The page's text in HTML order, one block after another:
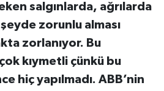
salgınlarda, ağrılarda
zorunlu alması
zorlanıyor. Bu
kıymetli çünkü bu
hiç yapılmadı. ABB’nin